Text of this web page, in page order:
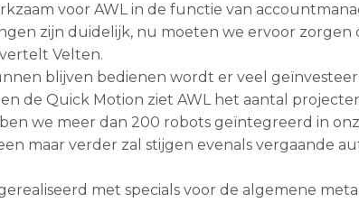
voor AWL in de functie van
zijn duidelijk, nu moeten we ervoor
Velten.
blijven bedienen wordt er veel
de Quick Motion ziet AWL het aantal
we meer dan 200 robots geïntegreerd in
maar verder zal stijgen evenals vergaande
met specials voor de algemene